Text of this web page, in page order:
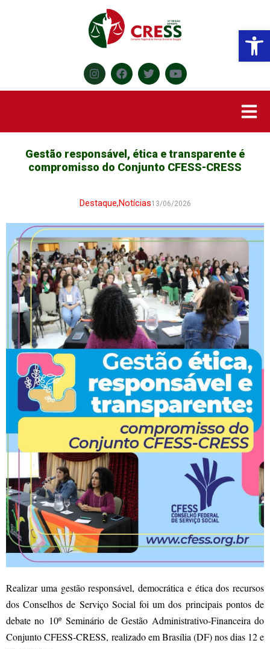
Gestão responsável, ética e transparente é
compromisso do Conjunto CFESS-CRESS
Destaque,Notícias13/06/2026
Realizar uma gestão responsável, democrática e ética dos recursos
dos Conselhos de Serviço Social foi um dos principais pontos de
debate no 10º Seminário de Gestão Administrativo-Financeira do
Conjunto CFESS-CRESS, realizado em Brasília (DF) nos dias 12 e